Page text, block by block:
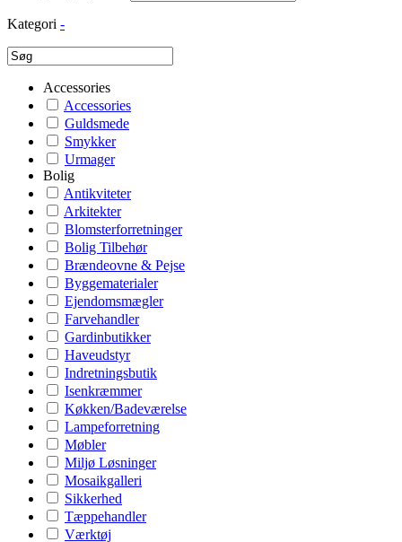
Kategori -
Accessories
Accessories
Guldsmede
Smykker
Urmager
Bolig
Antikviteter
Arkitekter
Blomsterforretninger
Bolig Tilbehør
Brændeovne & Pejse
Byggematerialer
Ejendomsmægler
Farvehandler
Gardinbutikker
Haveudstyr
Indretningsbutik
Isenkræmmer
Køkken/Badeværelse
Lampeforretning
Møbler
Miljø Løsninger
Mosaikgalleri
Sikkerhed
Tæppehandler
Værktøj